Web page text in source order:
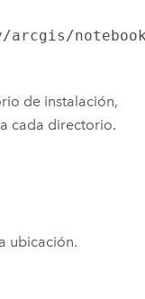
de instalación,
cada directorio.
ubicación.